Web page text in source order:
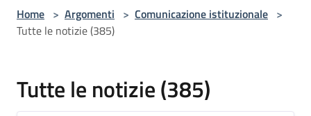
Home > Argomenti > Comunicazione istituzionale >
Tutte le notizie (385)
Tutte le notizie (385)